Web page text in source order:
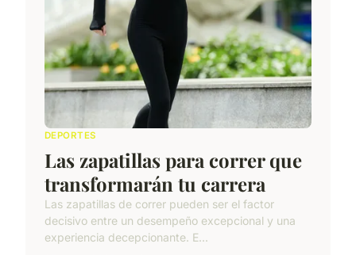
DEPORTES
Las zapatillas para correr que
transformarán tu carrera
Las zapatillas de correr pueden ser el factor
decisivo entre un desempeño excepcional y una
experiencia decepcionante. E...